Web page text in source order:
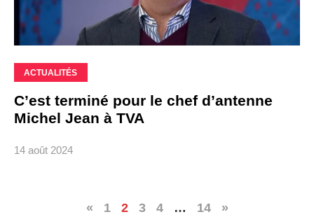
ACTUALITÉS
C’est terminé pour le chef d’antenne
Michel Jean à TVA
14 août 2024
« 1 2 3 4 … 14 »